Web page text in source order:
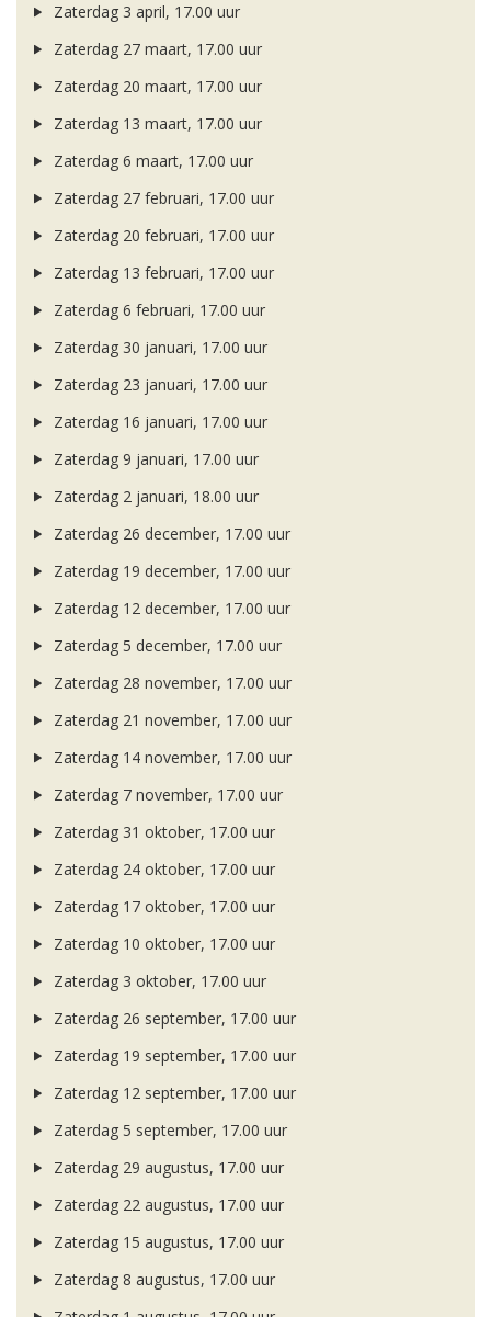
Zaterdag 3 april, 17.00 uur
Zaterdag 27 maart, 17.00 uur
Zaterdag 20 maart, 17.00 uur
Zaterdag 13 maart, 17.00 uur
Zaterdag 6 maart, 17.00 uur
Zaterdag 27 februari, 17.00 uur
Zaterdag 20 februari, 17.00 uur
Zaterdag 13 februari, 17.00 uur
Zaterdag 6 februari, 17.00 uur
Zaterdag 30 januari, 17.00 uur
Zaterdag 23 januari, 17.00 uur
Zaterdag 16 januari, 17.00 uur
Zaterdag 9 januari, 17.00 uur
Zaterdag 2 januari, 18.00 uur
Zaterdag 26 december, 17.00 uur
Zaterdag 19 december, 17.00 uur
Zaterdag 12 december, 17.00 uur
Zaterdag 5 december, 17.00 uur
Zaterdag 28 november, 17.00 uur
Zaterdag 21 november, 17.00 uur
Zaterdag 14 november, 17.00 uur
Zaterdag 7 november, 17.00 uur
Zaterdag 31 oktober, 17.00 uur
Zaterdag 24 oktober, 17.00 uur
Zaterdag 17 oktober, 17.00 uur
Zaterdag 10 oktober, 17.00 uur
Zaterdag 3 oktober, 17.00 uur
Zaterdag 26 september, 17.00 uur
Zaterdag 19 september, 17.00 uur
Zaterdag 12 september, 17.00 uur
Zaterdag 5 september, 17.00 uur
Zaterdag 29 augustus, 17.00 uur
Zaterdag 22 augustus, 17.00 uur
Zaterdag 15 augustus, 17.00 uur
Zaterdag 8 augustus, 17.00 uur